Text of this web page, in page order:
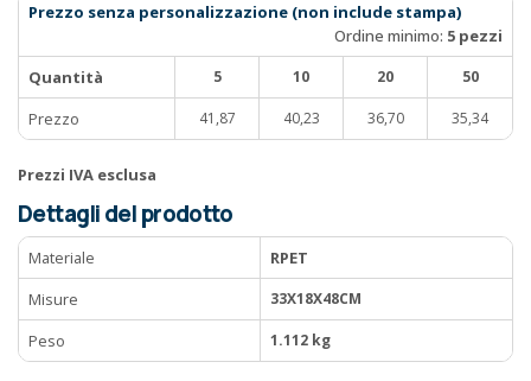
Prezzo senza personalizzazione (non include stampa)
Ordine minimo: 5 pezzi
Quantità
5 10 20 50
Prezzo 41,87 40,23 36,70 35,34
Prezzi IVA esclusa
Dettagli del prodotto
Materiale
RPET
Misure
33X18X48CM
Peso 1.112 kg